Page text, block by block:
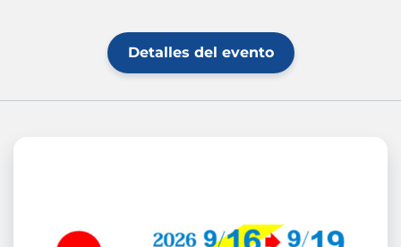
Detalles del evento